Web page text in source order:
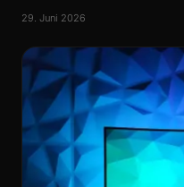
29. Juni 2026